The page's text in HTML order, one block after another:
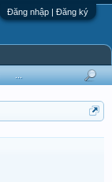
Đăng nhập | Đăng ký